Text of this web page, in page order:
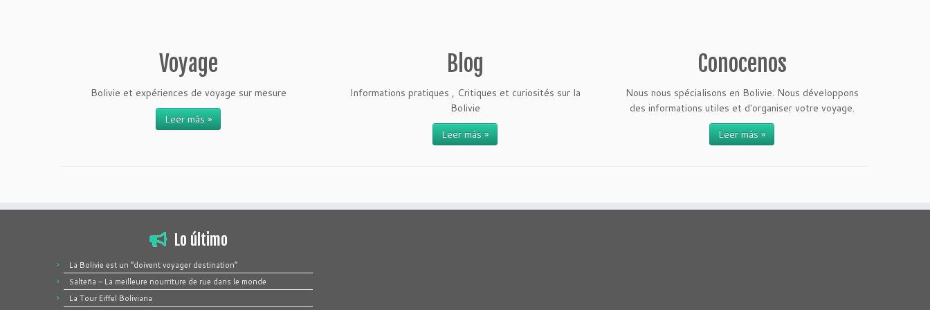
Voyage
Bolivie et expériences de voyage sur mesure
Leer más »
Blog
Informations pratiques , Critiques et curiosités sur la
Bolivie
Leer más »
Conocenos
Nous nous spécialisons en Bolivie. Nous développons
des informations utiles et d'organiser votre voyage.
Leer más »
Lo último
La Bolivie est un “doivent voyager destination”
Salteña – La meilleure nourriture de rue dans le monde
La Tour Eiffel Boliviana